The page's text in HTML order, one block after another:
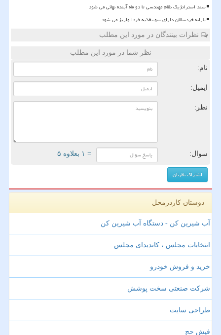
سند استراتژیک نظام مهندسی تا دو ماه آینده نهائی می شود
یارانه خردسالان دارای سوءتغذیه فردا واریز می شود
نظرات بینندگان در مورد این مطلب
نظر شما در مورد این مطلب
نام:
ایمیل:
نظر:
سوال: = ۱ بعلاوه ۵
دوستان کاردرمحل
آب شیرین کن - دستگاه آب شیرین کن
انتخابات مجلس ، کاندیدای مجلس
خرید و فروش خودرو
شرکت صنعتی سخت پوشش
طراحی سایت
فیش حج